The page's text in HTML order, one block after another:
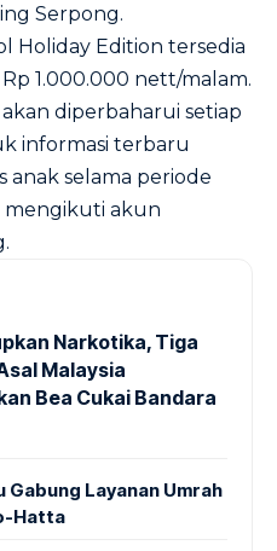
Serpong.
Holiday Edition tersedia
1.000.000 nett/malam.
diperbaharui setiap
informasi terbaru
anak selama periode
mengikuti akun
Narkotika, Tiga
Malaysia
Bea Cukai Bandara
Gabung Layanan Umrah
Hatta